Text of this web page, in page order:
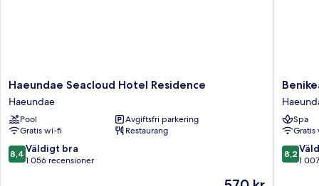
Haeundae
Seacloud
Hotel
Residence
Haeundae
Haeundae Seacloud Hotel Residence
Haeundae
Pool
Avgiftsfri parkering
Gratis wi-fi
Restaurang
8.4
av
8,4 Väldigt bra
1 056 recensioner
Priset
Benikea
Hotel
Spa
8.2
av
8,2
1